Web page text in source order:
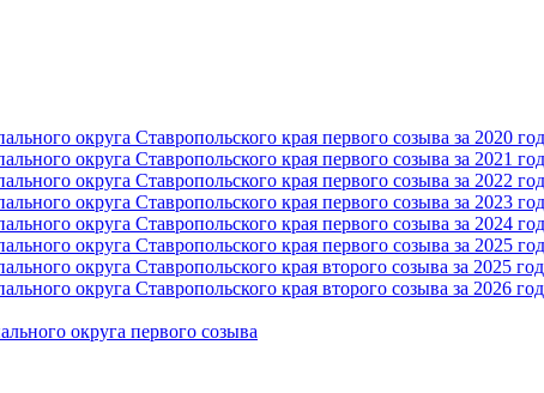
округа Ставропольского края первого созыва за 2020 год
округа Ставропольского края первого созыва за 2021 год
округа Ставропольского края первого созыва за 2022 год
округа Ставропольского края первого созыва за 2023 год
округа Ставропольского края первого созыва за 2024 год
округа Ставропольского края первого созыва за 2025 год
округа Ставропольского края второго созыва за 2025 год
округа Ставропольского края второго созыва за 2026 год
округа первого созыва